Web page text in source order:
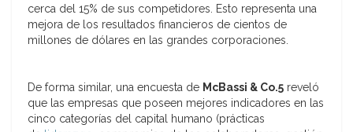
cerca del 15% de sus competidores. Esto representa una
mejora de los resultados financieros de cientos de
millones de dólares en las grandes corporaciones.
De forma similar, una encuesta de McBassi & Co.5 reveló
que las empresas que poseen mejores indicadores en las
cinco categorías del capital humano (prácticas